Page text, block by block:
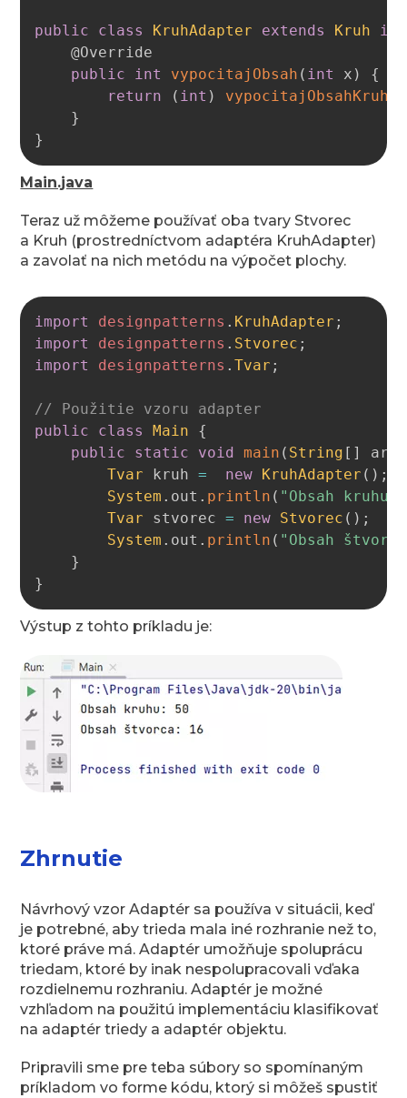
public class KruhAdapter extends Kruh
@Override
public
int vypocitajObsah ( int x )
{
return
( int ) vypocitajObsahKruhu
}
}
Main.java
Teraz už môžeme používať oba tvary Stvorec
a Kruh (prostredníctvom adaptéra KruhAdapter)
a zavolať na nich metódu na výpočet plochy.
import designpatterns . KruhAdapter ;
import
designpatterns . Stvorec ;
import
designpatterns .Tvar ;
// Použitie vzoru adapter
public
class Main
{
public
static void main ( String [ ]
args
Tvar kruh = new KruhAdapter ( ) ;
System . out . println ( "Obsah
Tvar stvorec = new Stvorec ( ) ;
System . out . println ( "Obsah
}
}
Výstup z tohto príkladu je:
Zhrnutie
Návrhový vzor Adaptér sa používa v situácii, keď
je potrebné, aby trieda mala iné rozhranie než to,
ktoré práve má. Adaptér umožňuje spoluprácu
triedam, ktoré by inak nespolupracovali vďaka
rozdielnemu rozhraniu. Adaptér je možné
vzhľadom na použitú implementáciu klasifikovať
na adaptér triedy a adaptér objektu.
Pripravili sme pre teba súbory so spomínaným
príkladom vo forme kódu, ktorý si môžeš spustiť